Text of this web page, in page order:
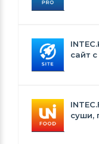
сайт
суши,